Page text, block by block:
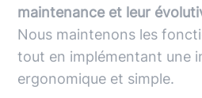
maintenance et leur
Nous maintenons les
tout en implémentant une
ergonomique et simple.